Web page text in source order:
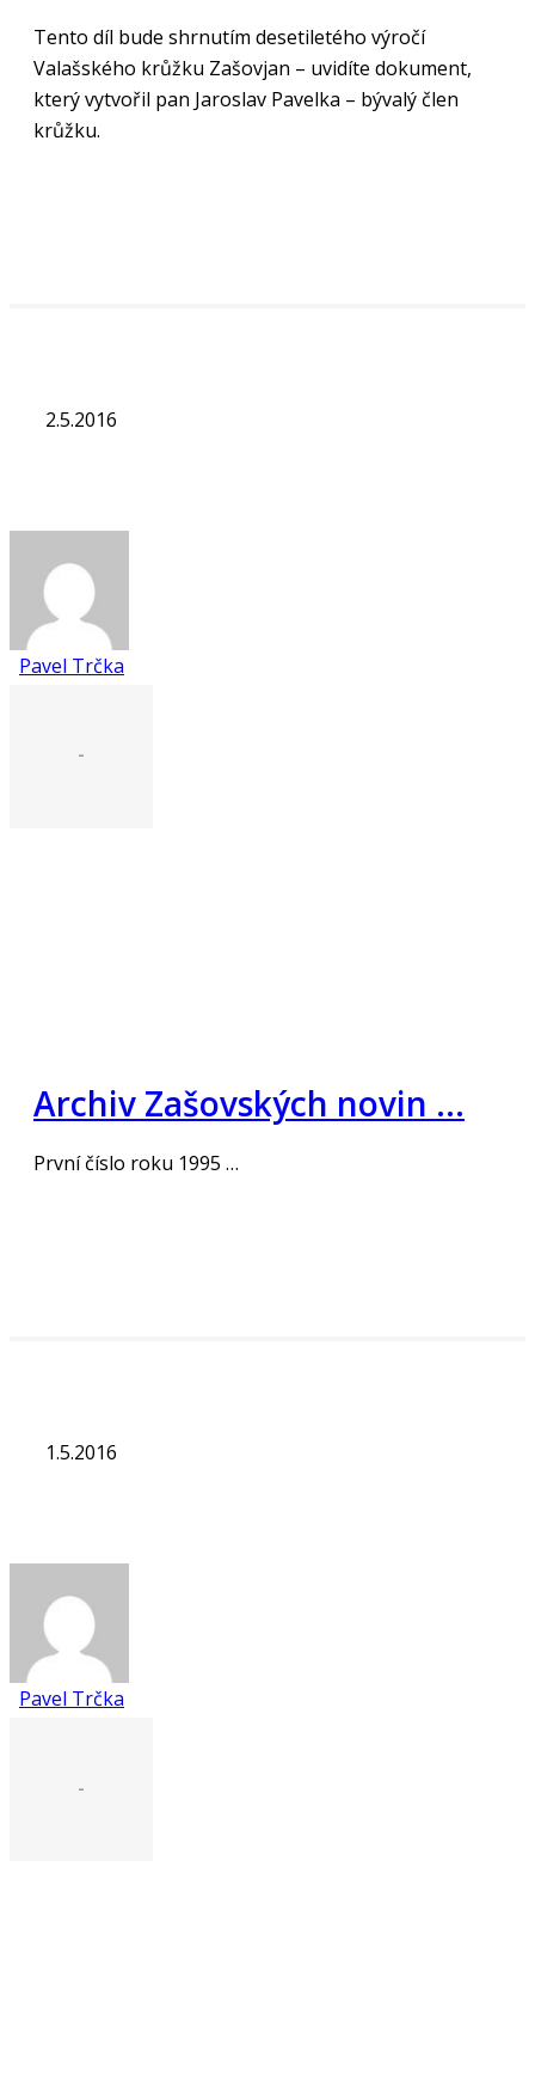
Tento díl bude shrnutím desetiletého výročí
Valašského krůžku Zašovjan – uvidíte dokument,
který vytvořil pan Jaroslav Pavelka – bývalý člen
krůžku.
2.5.2016
Pavel Trčka
-
Archiv Zašovských novin …
První číslo roku 1995 …
1.5.2016
Pavel Trčka
-